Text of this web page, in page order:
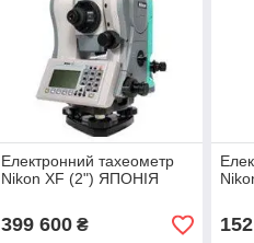
Електронний тахеометр
Nikon XF (2") ЯПОНІЯ
399 600₴